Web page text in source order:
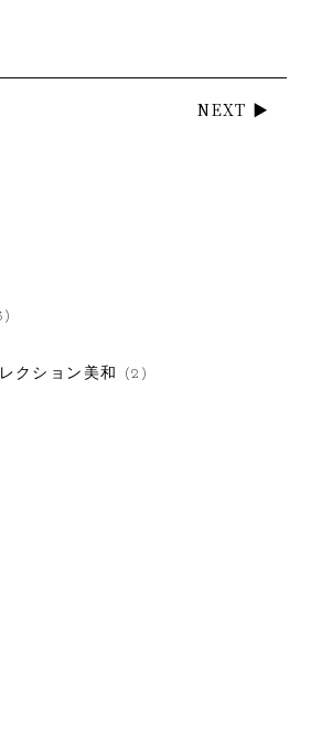
NEXT ▶
クション美和
(2)